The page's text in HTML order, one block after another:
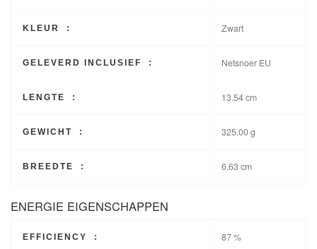
KLEUR : Zwart
GELEVERD INCLUSIEF : Netsnoer EU
LENGTE : 13.54 cm
GEWICHT : 325.00 g
BREEDTE : 6.63 cm
ENERGIE EIGENSCHAPPEN
EFFICIENCY : 87 %